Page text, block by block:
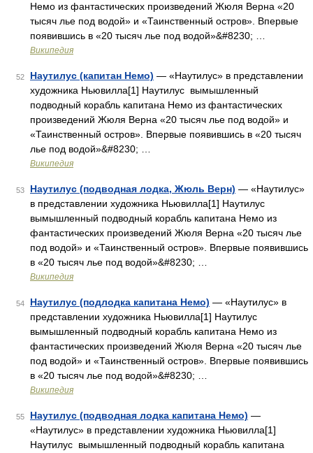
Немо из фантастических произведений Жюля Верна «20
тысяч лье под водой» и «Таинственный остров». Впервые
появившись в «20 тысяч лье под водой»&#8230; …
Википедия
52 Наутилус (капитан Немо) — «Наутилус» в представлении
художника Ньювилла[1] Наутилус вымышленный
подводный корабль капитана Немо из фантастических
произведений Жюля Верна «20 тысяч лье под водой» и
«Таинственный остров». Впервые появившись в «20 тысяч
лье под водой»&#8230; …
Википедия
53 Наутилус (подводная лодка, Жюль Верн) — «Наутилус»
в представлении художника Ньювилла[1] Наутилус
вымышленный подводный корабль капитана Немо из
фантастических произведений Жюля Верна «20 тысяч лье
под водой» и «Таинственный остров». Впервые появившись
в «20 тысяч лье под водой»&#8230; …
Википедия
54 Наутилус (подлодка капитана Немо) — «Наутилус» в
представлении художника Ньювилла[1] Наутилус
вымышленный подводный корабль капитана Немо из
фантастических произведений Жюля Верна «20 тысяч лье
под водой» и «Таинственный остров». Впервые появившись
в «20 тысяч лье под водой»&#8230; …
Википедия
55 Наутилус (подводная лодка капитана Немо) —
«Наутилус» в представлении художника Ньювилла[1]
Наутилус вымышленный подводный корабль капитана